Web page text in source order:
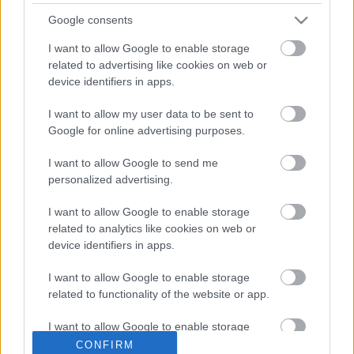
Google consents
I want to allow Google to enable storage
related to advertising like cookies on web or
device identifiers in apps.
I want to allow my user data to be sent to
Google for online advertising purposes.
I want to allow Google to send me
personalized advertising.
I want to allow Google to enable storage
related to analytics like cookies on web or
device identifiers in apps.
I want to allow Google to enable storage
related to functionality of the website or app.
I want to allow Google to enable storage
related to personalization.
CONFIRM
A moszkvai Nagyszínház élén álló Urin decemberben
a zenei színvonalat ért bírálatok miatt menesztette
Szohijev elődjét, Vaszilij Szinajszkijt.
Új feladatáról Tugan Szohijev azt mondta, nagyon
Forrás: MTI
Ajánlott bejegyzések: